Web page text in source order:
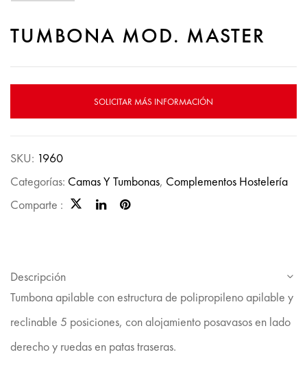
TUMBONA MOD. MASTER
SOLICITAR MÁS INFORMACIÓN
SKU: 1960
Categorías: Camas Y Tumbonas, Complementos Hostelería
Comparte :
Descripción
Tumbona apilable con estructura de polipropileno apilable y
reclinable 5 posiciones, con alojamiento posavasos en lado
derecho y ruedas en patas traseras.